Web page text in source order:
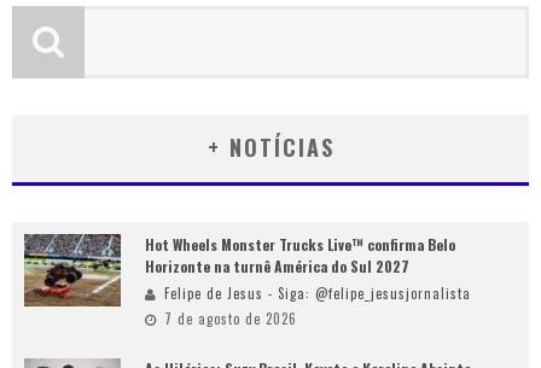
+ NOTÍCIAS
Hot Wheels Monster Trucks Live™ confirma Belo
Horizonte na turnê América do Sul 2027
Felipe de Jesus - Siga: @felipe_jesusjornalista
7 de agosto de 2026